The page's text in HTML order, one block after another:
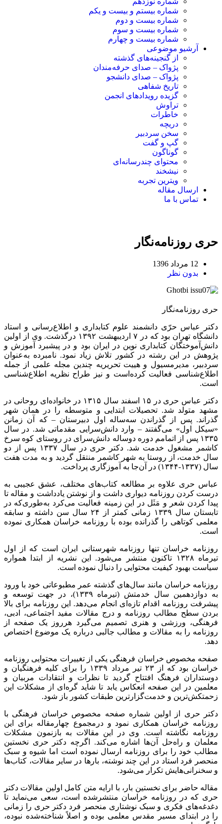
شماره بیستم و بیست و یکم
شماره بیست و دوم
شماره بیست و سوم
شماره بیست و چهارم
آرشیو موضوعی
از گنجینه‌های گذشته
پژواک – صدای حرفه‌مندان
پژواک – صدای دانشجو
تاریخ شفاهی
گزیده رویدادهای انجمن
تراوش
خاطرات
دریچه
سخن سردبیر
گپ و گفت
گوناگون
محتوای چندرسانه‌ای
نیشخند
ویترین تجربه
ارسال مقاله
تماس با ما
حری روزنامه‌نگار
12 مرداد 1396
بدون نظر
حری روزنامه‌نگار
دکتر عباس حرّی دانشمند علوم کتابداری و اطلاع‌رسانی و استاد
دانشگاه تهران بود که در ۷ اردیبهشت ۱۳۹۲ درگذشت. وی از اولین
دانش‌آموختگان کتابداری نوین در ایران بود و در پیشبرد آموزش و
پژوهش در این رشته در کشور تلاش زیاد نمود. نامبرده به‌عنوان
سردبیر، مدیرمسیول و هییت تحریریه چندین مجله علمی از جمله
اطلاع‌شناسی فعالیت کرده‌است و نیز طراح نظریه اطلاع‌شناسی
است.
دکتر عباس حری در ۱۵ اسفند سال ۱۳۱۵ در خانواده‌ای روحانی در
مشهد متولد شد. تحصیلات ابتدایی و متوسطه را در همان شهر
گذراند. پس از گذراندن سه‌ساله اول دبیرستان – که آن زمانن
«سیکل اول» می‌گفتند – وارد دانش‌سرایی مقدماتی شد. در سال
۱۳۳۵ پس از اتمامم دوره دوساله دانش‌سرای در روستای کوه سرخ
کاشمر مشغول خدمت شد. دکتر حری در سال ۱۳۳۷ پس از دو
سال خدمت، از روستا به شهر کاشمر منتقل گردید و به مدت هفت
سال (۱۳۳۷-۱۳۴۴) در آن‌جا به آموزگاری پرداخت.
عباس حری علاوه بر مطالعه کتاب‌های مختلف، عشق عجیبی به
درست کردن روزنامه دیواری داشت و از نوشتن یادداشت و مقاله تا
پیدا کردن شعر و مَثَل در این زمینه فعالیت می‌کرد به‌طوری‌که در
تابستان سال ۱۳۳۹ زمانی کمتر از ۲۴ سال سن داشته و سابقه
معلمی کوتاهی را گذرانده بوده با روزنامه خراسان همکاری نموده
است.
روزنامه خراسان تنها روزنامه شهرستانی ایران است که از اول
تیرماه ۱۳۲۸ تاکنون منتشر می‌شود. این نشریه از ابتدا همواره
سیاست بهبود کیفیت محتوایی را دنبال نموده است.
روزنامه خراسان مانند سال‌های گذشته عمر مطبوعاتی خود با ورود
به دوازدهمین سال خدمتش (تیرماه ۱۳۳۹)، در جهت توسعه و
پیشرفت روزنامه اقدام تازه‌ای انجام می‌دهد. این روزنامه برای بالا
بردن سطح مطالب روزنامه و درج مقالات مفید اجتماعی، ادبی،
فرهنگی، ورزشی و هنری تصمیم می‌گیرد هرروز یک صفحه از
روزنامه را به مقالات و مطالب جالبی درباره یک موضوع اختصاص
دهد.
صفحه مخصوص خراسان فرهنگی یکی از تغییرات محتوایی روزنامه
خراسان بود که از ۲۳ تیر مرداد ۱۳۳۹ را برای کلیه فرهنگیان و
دوستداران فرهنگ افتتاح گردید تا نظرات و انتقادات مربیان و
معلمین در این صفحه انعکاس یابد تا شاید گره‌ای از مشکلات این
زحمتکش‌ترین و خدمت‌گزارترین طبقات کشور باز شود.
دکتر حری از اولین شماره صفحه مخصوص خراسان فرهنگی با
روزنامه خراسان همکاری نمود و درمجموع چهارمقاله برای این
روزنامه نگاشته است. وی در این مقالات به بازنمون مشکلات
معلمان و راه‌حل آن‌ها اشاره می‌کند. اگرچه دکتر حری نخستین
مطالب خود را برای روزنامه ارسال نموده است اما شیوه و سبک
منحصر فرد استاد در این چند نوشته، بارها در سایر مقالات، کتاب‌ها
و سخنرانی‌هایش تکرار می‌شود.
مقاله حاضر برای نخستین بار، با ارایه متن کامل اولین مقالات دکتر
حری که در روزنامه خراسان منتشرشده است، سعی می‌نماید تا
دغدغه‌های فکری و سبک نوشتاری منحصر فرد دکتر حری را زمانی
را در ابتدای مسیر مقدس معلمی بوده و اصلاً شناخته‌شده نبوده،